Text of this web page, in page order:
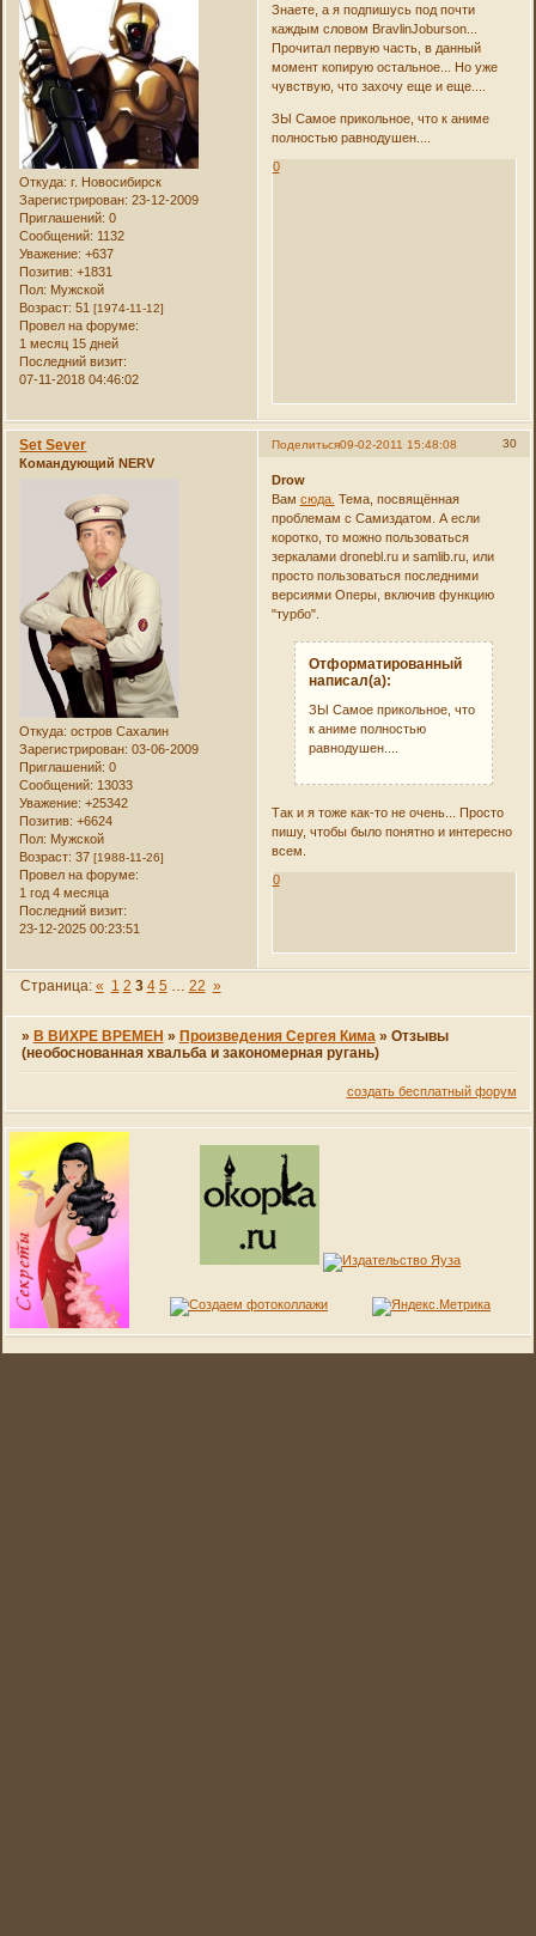
Откуда: г. Новосибирск
Зарегистрирован: 23-12-2009
Приглашений: 0
Сообщений: 1132
Уважение: +637
Позитив: +1831
Пол: Мужской
Возраст: 51[1974-11-12]
Провел на форуме:
1 месяц 15 дней
Последний визит:
07-11-2018 04:46:02
Знаете, а я подпишусь под почти
каждым словом BravlinJoburson...
Прочитал первую часть, в данный
момент копирую остальное... Но уже
чувствую, что захочу еще и еще....
ЗЫ Самое прикольное, что к аниме
полностью равнодушен....
0
Поделиться 30
09-02-2011 15:48:08
Set Sever
Командующий NERV
Откуда: остров Сахалин
Зарегистрирован: 03-06-2009
Приглашений: 0
Сообщений: 13033
Уважение: +25342
Позитив: +6624
Пол: Мужской
Возраст: 37[1988-11-26]
Провел на форуме:
1 год 4 месяца
Последний визит:
23-12-2025 00:23:51
Drow
Вам сюда. Тема, посвящённая
проблемам с Самиздатом. А если
коротко, то можно пользоваться
зеркалами dronebl.ru и samlib.ru, или
просто пользоваться последними
версиями Оперы, включив функцию
"турбо".
Отформатированный
написал(а):
ЗЫ Самое прикольное, что
к аниме полностью
равнодушен....
Так и я тоже как-то не очень... Просто
пишу, чтобы было понятно и интересно
всем.
0
Страница: « 1 2 3 4 5 … 22 »
» В ВИХРЕ ВРЕМЕН » Произведения Сергея Кима » Отзывы
(необоснованная хвальба и закономерная ругань)
создать бесплатный форум